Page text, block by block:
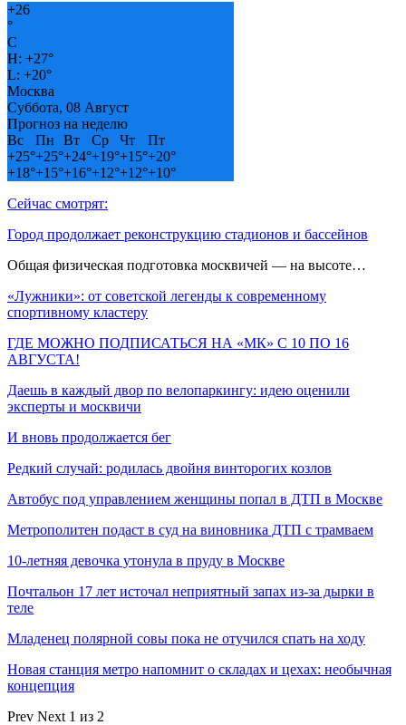
+26
°
C
H: +27°
L: +20°
Москва
Суббота, 08 Август
Прогноз на неделю
Вс
Пн Вт Ср Чт
Пт
+25°+25°+24°+19°+15°+20°
+18°+15°+16°+12°+12°+10°
Сейчас смотрят:
Город продолжает реконструкцию стадионов и бассейнов
Общая физическая подготовка москвичей — на высоте…
«Лужники»: от советской легенды к современному
спортивному кластеру
ГДЕ МОЖНО ПОДПИСАТЬСЯ НА «МК» С 10 ПО 16
АВГУСТА!
Даешь в каждый двор по велопаркингу: идею оценили
эксперты и москвичи
И вновь продолжается бег
Редкий случай: родилась двойня винторогих козлов
Автобус под управлением женщины попал в ДТП в Москве
Метрополитен подаст в суд на виновника ДТП с трамваем
10-летняя девочка утонула в пруду в Москве
Почтальон 17 лет источал неприятный запах из-за дырки в
теле
Младенец полярной совы пока не отучился спать на ходу
Новая станция метро напомнит о складах и цехах: необычная
концепция
Prev Next 1 из 2